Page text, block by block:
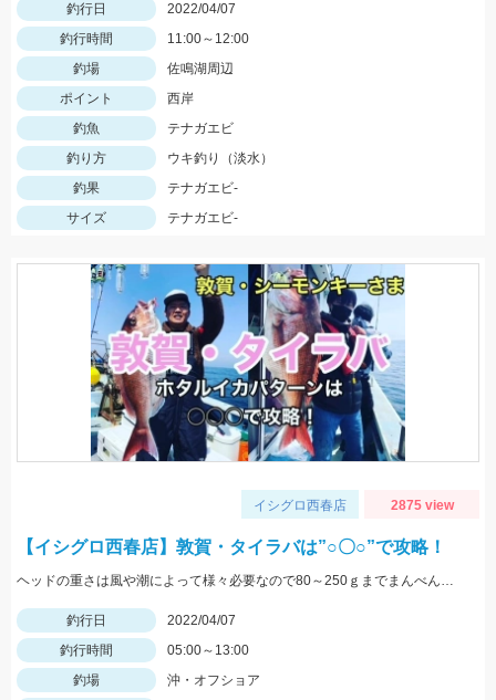
釣行日
2022/04/07
釣行時間
11:00～12:00
釣場
佐鳴湖周辺
ポイント
西岸
釣魚
テナガエビ
釣り方
ウキ釣り（淡水）
釣果
テナガエビ-
サイズ
テナガエビ-
イシグロ西春店 2875 view
【イシグロ西春店】敦賀・タイラバは”○〇○”で攻略！
ヘッドの重さは風や潮によって様々必要なので80～250ｇまでまんべんなく持って行きましょう！タコベイトチューンもぜひお試しあれ！
釣行日
2022/04/07
釣行時間
05:00～13:00
釣場
沖・オフショア